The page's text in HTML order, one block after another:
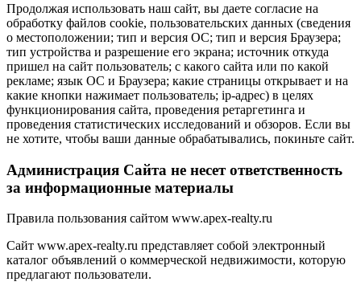
Продолжая использовать наш сайт, вы даете согласие на
обработку файлов cookie, пользовательских данных (сведения
о местоположении; тип и версия ОС; тип и версия Браузера;
тип устройства и разрешение его экрана; источник откуда
пришел на сайт пользователь; с какого сайта или по какой
рекламе; язык ОС и Браузера; какие страницы открывает и на
какие кнопки нажимает пользователь; ip-адрес) в целях
функционирования сайта, проведения ретаргетинга и
проведения статистических исследований и обзоров. Если вы
не хотите, чтобы ваши данные обрабатывались, покиньте сайт.
Администрация Сайта не несет ответственность
за информационные материалы
Правила пользования сайтом www.apex-realty.ru
Сайт www.apex-realty.ru представляет собой электронный
каталог объявлений о коммерческой недвижимости, которую
предлагают пользователи.